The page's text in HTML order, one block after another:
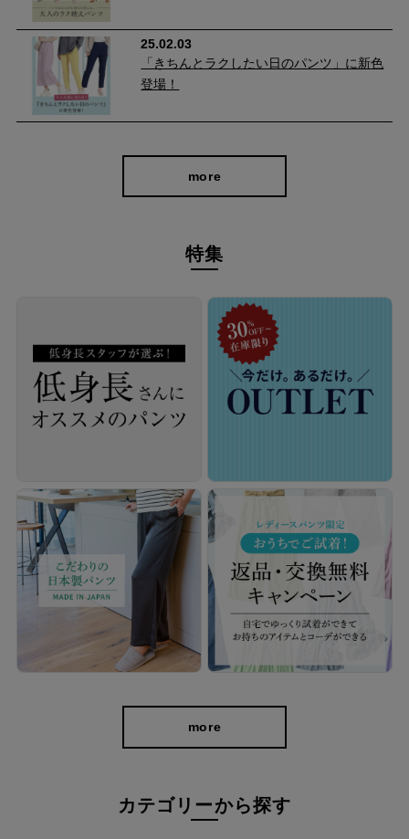
生地自体にストレッチが効いているから、膝の曲げ伸ばしや、し
ゃがんでもグーンと伸びてはき心地も楽ラク。 きれいなシルエッ
トをキープしつつもラクなはき心地で、一日中快適に過ごすこと
ができますよ。
25.02.03
「きちんとラクしたい日のパンツ」に新色
登場！
more
特集
more
カテゴリーから探す